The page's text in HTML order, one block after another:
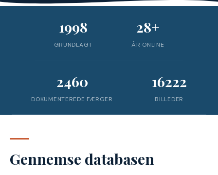
1998
GRUNDLAGT
28+
ÅR ONLINE
2460
DOKUMENTEREDE FÆRGER
16222
BILLEDER
Gennemse databasen